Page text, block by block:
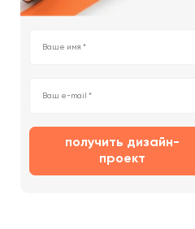
получить дизайн-
проект